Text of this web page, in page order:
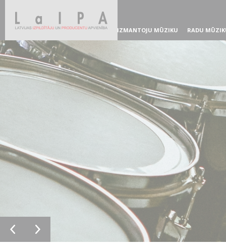
IZMANTOJU MŪZIKU RADU